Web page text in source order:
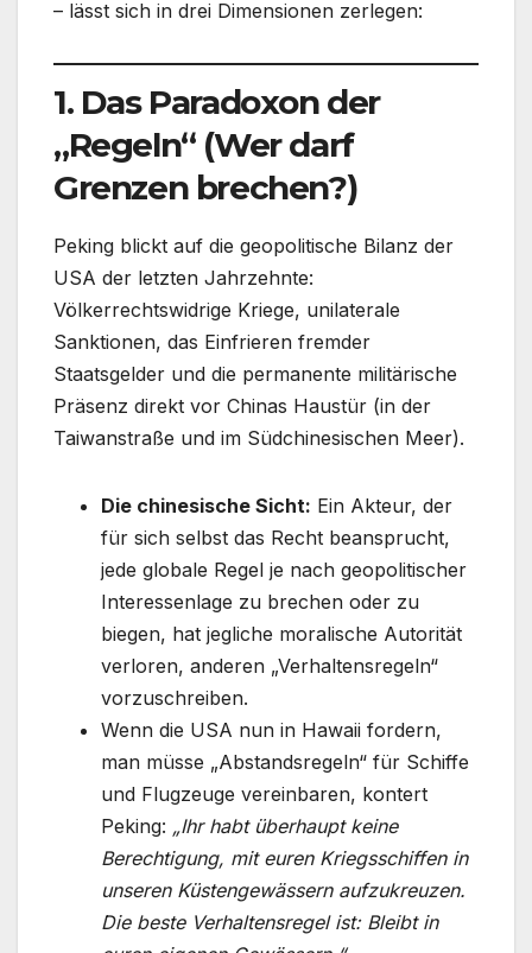
– lässt sich in drei Dimensionen zerlegen:
1. Das Paradoxon der
„Regeln“ (Wer darf
Grenzen brechen?)
Peking blickt auf die geopolitische Bilanz der
USA der letzten Jahrzehnte:
Völkerrechtswidrige Kriege, unilaterale
Sanktionen, das Einfrieren fremder
Staatsgelder und die permanente militärische
Präsenz direkt vor Chinas Haustür (in der
Taiwanstraße und im Südchinesischen Meer).
Die chinesische Sicht: Ein Akteur, der
für sich selbst das Recht beansprucht,
jede globale Regel je nach geopolitischer
Interessenlage zu brechen oder zu
biegen, hat jegliche moralische Autorität
verloren, anderen „Verhaltensregeln“
vorzuschreiben.
Wenn die USA nun in Hawaii fordern,
man müsse „Abstandsregeln“ für Schiffe
und Flugzeuge vereinbaren, kontert
Peking: „Ihr habt überhaupt keine
Berechtigung, mit euren Kriegsschiffen in
unseren Küstengewässern aufzukreuzen.
Die beste Verhaltensregel ist: Bleibt in